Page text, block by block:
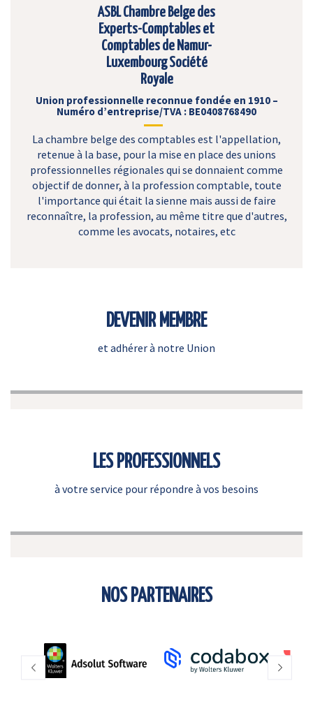
ASBL Chambre Belge des
Experts-Comptables et
Comptables de Namur-
Luxembourg Société
Royale
Union professionnelle reconnue fondée en 1910 –
Numéro d’entreprise/TVA : BE0408768490
La chambre belge des comptables est l'appellation,
retenue à la base, pour la mise en place des unions
professionnelles régionales qui se donnaient comme
objectif de donner, à la profession comptable, toute
l'importance qui était la sienne mais aussi de faire
reconnaître, la profession, au même titre que d'autres,
comme les avocats, notaires, etc
DEVENIR MEMBRE
et adhérer à notre Union
LES PROFESSIONNELS
à votre service pour répondre à vos besoins
NOS PARTENAIRES